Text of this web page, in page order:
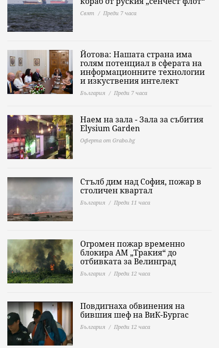
Свят Преди 7 часа
Йотова: Нашата страна има
голям потенциал в сферата на
информационните технологии
и изкуствения интелект
България Преди 7 часа
Наем на зала - Зала за събития
Elysium Garden
Оферта от Grabo.bg
Стълб дим над София, пожар в
столичен квартал
България Преди 11 часа
Огромен пожар временно
блокира АМ „Тракия“ до
отбивката за Велинград
България Преди 12 часа
Повдигнаха обвинения на
бившия шеф на ВиК-Бургас
България Преди 12 часа